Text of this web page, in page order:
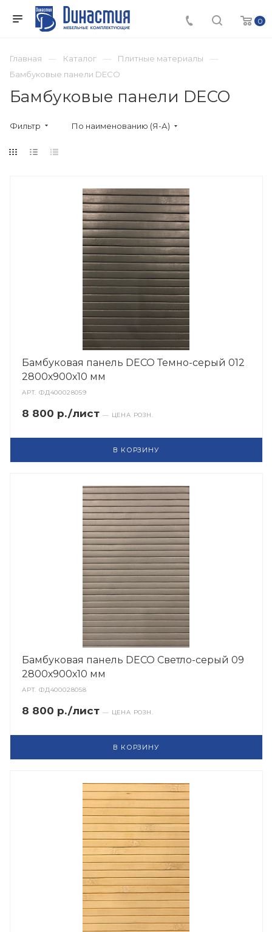
0
Главная Каталог
Плитные материалы
Бамбуковые панели DECO
Бамбуковые панели DECO
Фильтр По наименованию (Я-А)
Бамбуковая панель DECO Темно-серый 012
2800х900х10 мм
АРТ.ФД400028059
8 800 р./лист — ЦЕНА РОЗН.
В КОРЗИНУ
Бамбуковая панель DECO Светло-серый 09
2800х900х10 мм
АРТ.ФД400028058
8 800 р./лист — ЦЕНА РОЗН.
В КОРЗИНУ